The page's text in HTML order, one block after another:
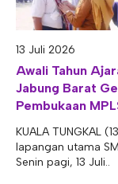
13 Juli 2026
Awali Tahun
Jabung Barat
Pembukaan
KUALA TUNGKAL
lapangan utama
Senin pagi, 13 Juli..